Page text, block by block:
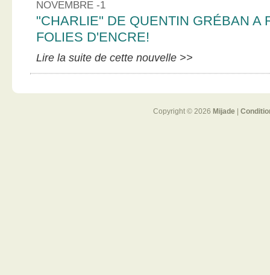
NOVEMBRE -1
"CHARLIE" DE QUENTIN GRÉBAN A
FOLIES D'ENCRE!
Lire la suite de cette nouvelle >>
Copyright © 2026 Mijade|